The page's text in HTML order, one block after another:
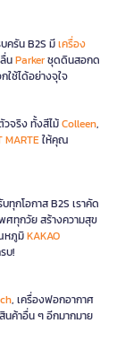
ครัน B2S มีเครื่อง
นParkerชุดดินสอกด
ใช้ได้อย่างจุใจ
วจริง ทั้งสีไม้Colleen,
MARTEให้คุณ
กโอกาส B2S เราคัด
ศทุกวัย สร้างความสุข
หภูมิKAKAO
บ!
, เครื่องฟอกอากาศ
นค้าอื่น ๆ อีกมากมาย